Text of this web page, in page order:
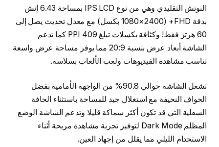
النوتش التقليدي وهي من نوع IPS LCD بمساحة 6.43 إنش
بدقة FHD+ (1080×2400 بكسل) مع معدل تحديث يصل إلى
60 هرتز فقط! وكثافة بكسلات تبلغ 409 PPI كما تدعم
الشاشة أبعاد عرض بنسبة 20:9 مما يوفر مساحة عرض واسعة
تناسب مشاهدة الفيديوهات ولعب الألعاب بسلاسة.
تشغل الشاشة حوالي 90.8% من الواجهة الأمامية بفضل
الحواف النحيفة مع استغلال جيد للمساحة باستثناء الحافة
السفلية التي قد تكون أكثر سماكة قليلا وتدعم الشاشة الوضع
المظلم Dark Mode لتوفير تجربة مشاهدة مريحة أثناء
الاستخدام الليلي مما يقلل من إجهاد العين.